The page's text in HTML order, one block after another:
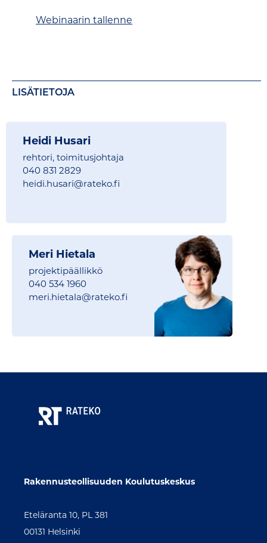
Webinaarin tallenne
LISÄTIETOJA
Heidi Husari
rehtori, toimitusjohtaja
040 831 2829
heidi.husari@rateko.fi
Meri Hietala
projektipäällikkö
040 534 1960
meri.hietala@rateko.fi
Rakennusteollisuuden Koulutuskeskus
Eteläranta 10, PL 381
00131 Helsinki